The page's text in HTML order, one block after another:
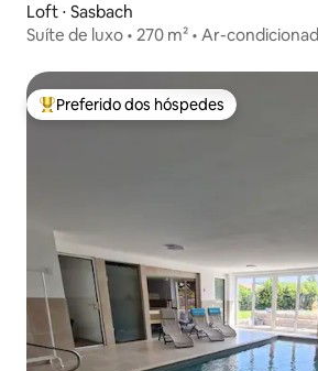
Loft ⋅ Sasbach
Suíte de luxo • 270 m² • Ar-
Entre os melhores preferidos dos
Preferido dos hóspedes